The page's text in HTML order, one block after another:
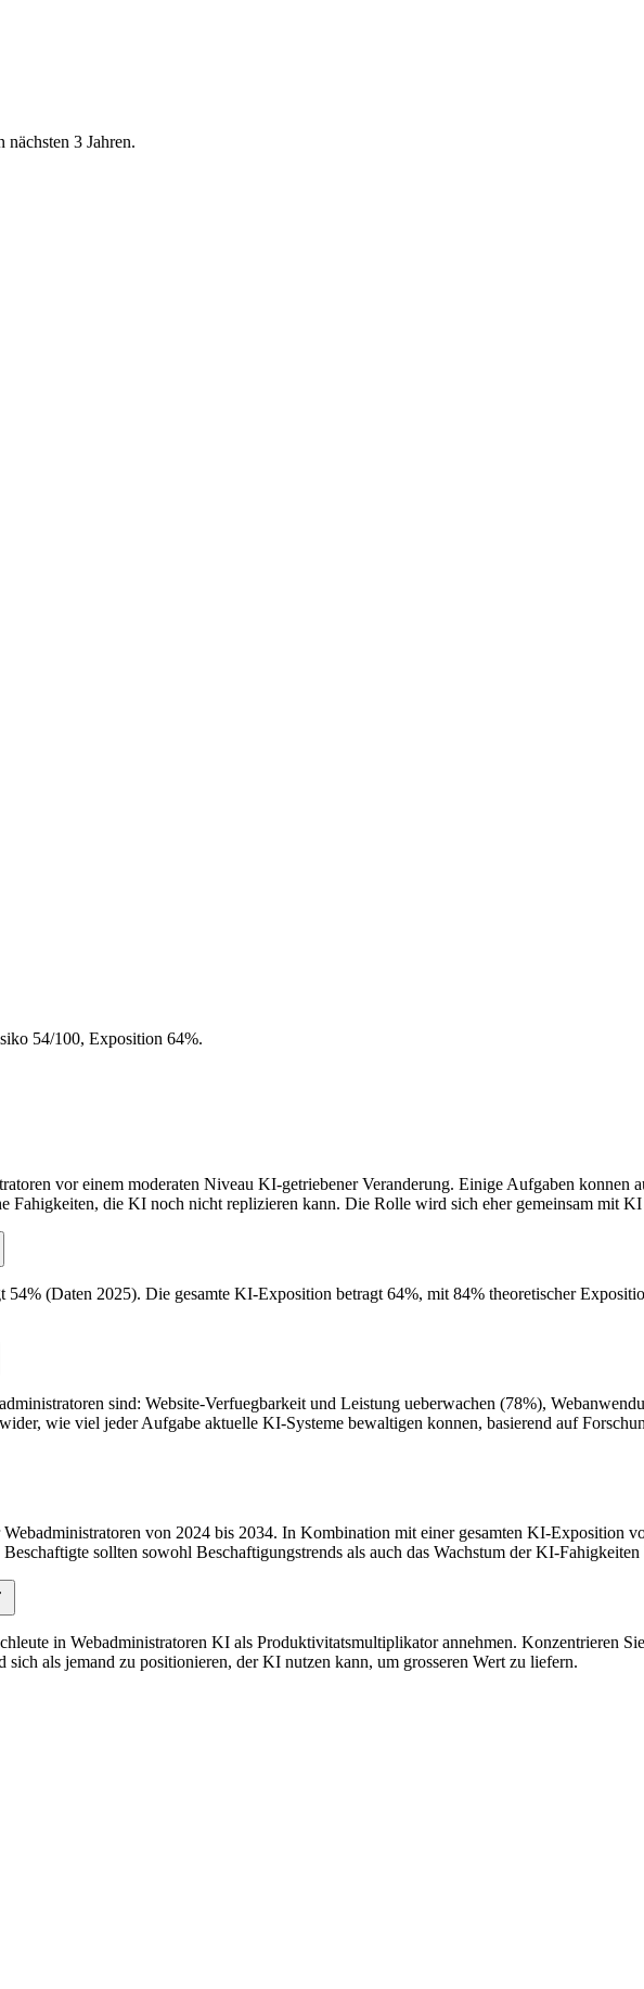
3 Jahren.
54/100, Exposition 64%.
vor einem moderaten Niveau KI-getriebener Veranderung. Einige Aufgaben konnen
Fahigkeiten, die KI noch nicht replizieren kann. Die Rolle wird sich eher gemeinsam mit
(Daten 2025). Die gesamte KI-Exposition betragt 64%, mit 84% theoretischer
sind: Website-Verfuegbarkeit und Leistung ueberwachen (78%),
wie viel jeder Aufgabe aktuelle KI-Systeme bewaltigen konnen, basierend auf
von 2024 bis 2034. In Kombination mit einer gesamten KI-Exposition
sollten sowohl Beschaftigungstrends als auch das Wachstum der KI-Fahigkeiten
in Webadministratoren KI als Produktivitatsmultiplikator annehmen. Konzentrieren
als jemand zu positionieren, der KI nutzen kann, um grosseren Wert zu liefern.